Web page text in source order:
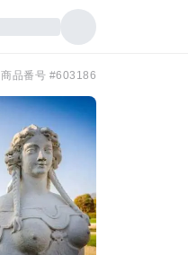
商品番号 #603186